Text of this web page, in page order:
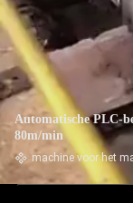
Automatische PLC-
80m/min
machine voor het